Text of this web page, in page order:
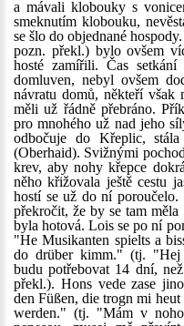
a mávali klobouky s
smeknutím klobouku,
se šlo do objednané
pozn. překl.) bylo ovšem
hosté zamířili. Čas
domluven, nebyl ovšem
návratu domů, někteří
měli už řádně přebráno.
pro mnohého už nad jeho
odbočuje do Křeplic,
(Oberhaid). Svižnými
krev, aby nohy křepce
něho křižovala ještě cestu
hostí se už do ní
překročit, že by se tam
byla hotová. Lois se po ní
"He Musikanten spielts a
do drüber kimm." (tj. "Hej
budu potřebovat 14 dní,
překl.). Hons vede zase
den Füßen, die trogn mi
werden." (tj. "Mám v